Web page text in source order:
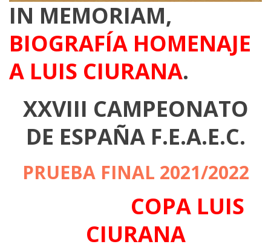
IN MEMORIAM,
BIOGRAFÍA HOMENAJE
A LUIS CIURANA.
XXVIII CAMPEONATO
DE ESPAÑA F.E.A.E.C.
PRUEBA FINAL 2021/2022
COPA LUIS
CIURANA